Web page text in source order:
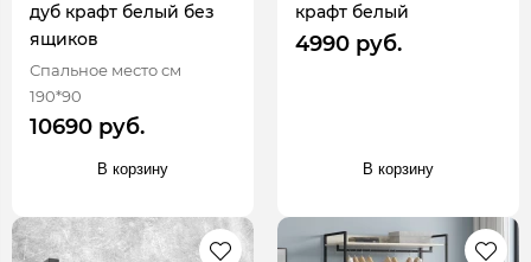
дуб крафт белый без
ящиков
Спальное место см
190*90
10690 руб.
В корзину
крафт белый
4990 руб.
В корзину